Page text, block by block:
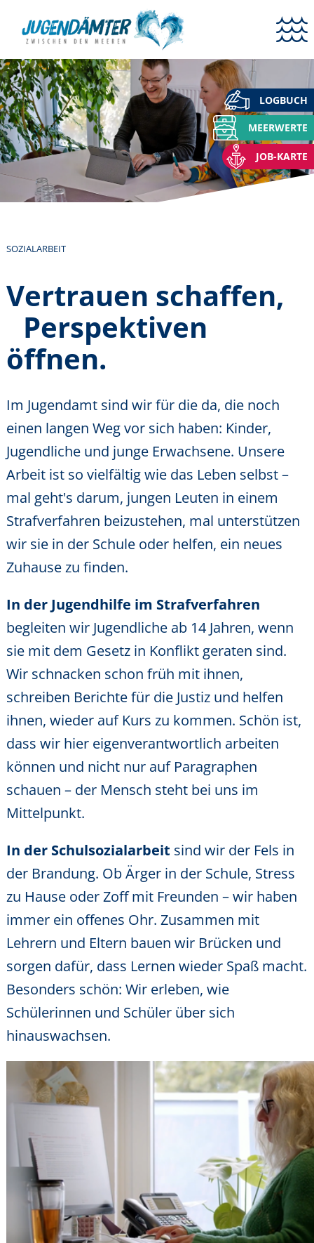
LOGBUCH
MEERWERTE
JOB-KARTE
SOZIALARBEIT
Vertrauen schaffen,
Perspektiven
öffnen.
Im Jugendamt sind wir für die da, die noch
einen langen Weg vor sich haben: Kinder,
Jugendliche und junge Erwachsene. Unsere
Arbeit ist so vielfältig wie das Leben selbst –
mal geht's darum, jungen Leuten in einem
Strafverfahren beizustehen, mal unterstützen
wir sie in der Schule oder helfen, ein neues
Zuhause zu finden.
In der Jugendhilfe im Strafverfahren
begleiten wir Jugendliche ab 14 Jahren, wenn
sie mit dem Gesetz in Konflikt geraten sind.
Wir schnacken schon früh mit ihnen,
schreiben Berichte für die Justiz und helfen
ihnen, wieder auf Kurs zu kommen. Schön ist,
dass wir hier eigenverantwortlich arbeiten
können und nicht nur auf Paragraphen
schauen – der Mensch steht bei uns im
Mittelpunkt.
In der Schulsozialarbeit sind wir der Fels in
der Brandung. Ob Ärger in der Schule, Stress
zu Hause oder Zoff mit Freunden – wir haben
immer ein offenes Ohr. Zusammen mit
Lehrern und Eltern bauen wir Brücken und
sorgen dafür, dass Lernen wieder Spaß macht.
Besonders schön: Wir erleben, wie
Schülerinnen und Schüler über sich
hinauswachsen.